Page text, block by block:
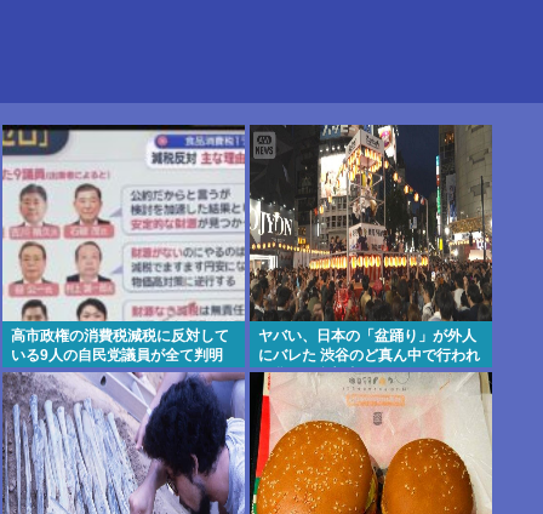
高市政権の消費税減税に反対して
いる9人の自民党議員が全て判明
www
ヤバい、日本の「盆踊り」が外人
にバレた 渋谷のど真ん中で行われ
た盆踊り参加者67000人のうち
20000人が外人、ダンシングヒー
ローに熱狂